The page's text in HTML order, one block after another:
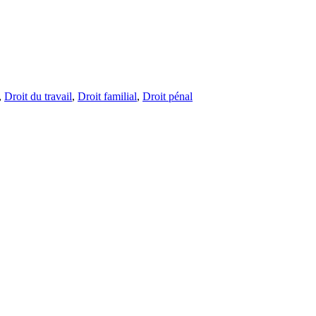
, Droit du travail, Droit familial, Droit pénal